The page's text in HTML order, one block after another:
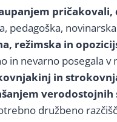
pričakovali,
pedagoška,
režimska in
nevarno posegala v
in
družbeno